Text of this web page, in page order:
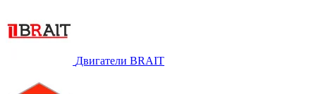
Двигатели BRAIT